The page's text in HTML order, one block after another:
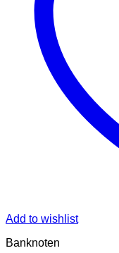
Add to wishlist
Banknoten